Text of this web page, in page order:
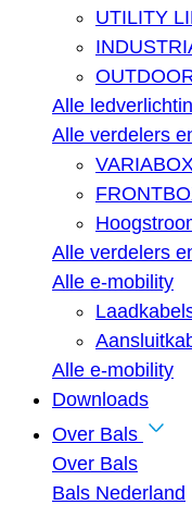
UTILITY
Alle
Alle verdelers
Alle verdelers
Alle e-mobility
Alle e-mobility
Downloads
Over Bals
Over Bals
Bals Nederland